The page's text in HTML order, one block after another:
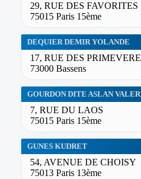
29, RUE DES FAVORITES
75015 Paris 15ème
DEQUIER DEMIR YOLANDE
17, RUE DES
73000 Bassens
GOURDON DITE ASLAN
7, RUE DU LAOS
75015 Paris 15ème
GUNES KUDRET
54, AVENUE DE CHOISY
75013 Paris 13ème